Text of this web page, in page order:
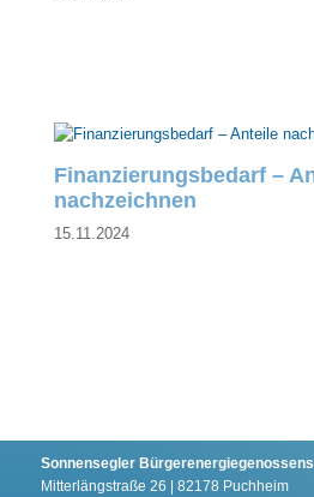
Finanzierungsbedarf –
nachzeichnen
15.11.2024
Sonnensegler
Mitterlängstraße 26 | 82178 Puchheim